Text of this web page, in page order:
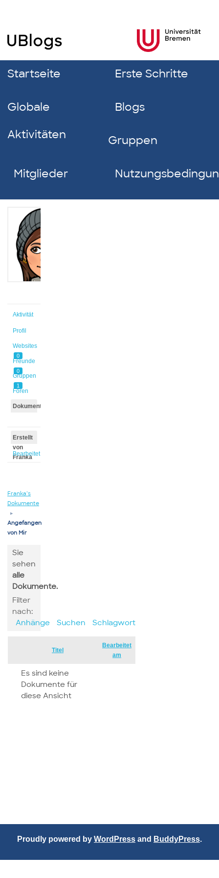
Startseite Erste Schritte
Globale
Aktivitäten
Blogs
Gruppen
Mitglieder
Aktivität
Profil
Websites
0
Freunde
0
Gruppen
1
Foren
Dokumente
Erstellt
von
Franka
Bearbeitet
Franka’s
Dokumente
▸
Angefangen
von Mir
Sie
sehen
alle
Dokumente.
Filter
nach:
Anhänge
Suchen Schlagwort
Titel
Bearbeitet
am
Es sind keine
Dokumente für
diese Ansicht
Proudly powered by WordPress and BuddyPress.